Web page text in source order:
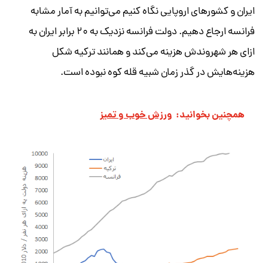
ایران و کشورهای اروپایی نگاه کنیم می‌توانیم به آمار مشابه
فرانسه ارجاع دهیم. دولت فرانسه نزدیک به ۲۰ برابر ایران به
ازای هر شهروندش هزینه می‌کند و همانند ترکیه شکل
هزینه‌هایش در گذر زمان شبیه قله کوه نبوده است.
همچنین بخوانید: ورزش خوب و تمیز